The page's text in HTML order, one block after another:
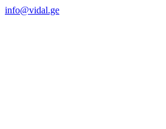
info@vidal.ge